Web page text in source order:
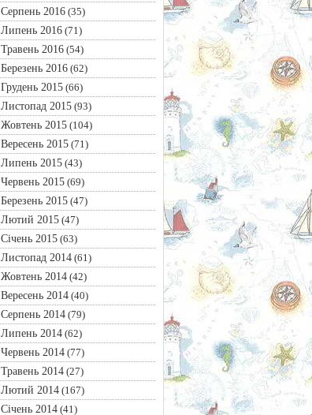
Серпень 2016(35)
Липень 2016(71)
Травень 2016(54)
Березень 2016(62)
Грудень 2015(66)
Листопад 2015(93)
Жовтень 2015(104)
Вересень 2015(71)
Липень 2015(43)
Червень 2015(69)
Березень 2015(47)
Лютий 2015(47)
Січень 2015(63)
Листопад 2014(61)
Жовтень 2014(42)
Вересень 2014(40)
Серпень 2014(79)
Липень 2014(62)
Червень 2014(77)
Травень 2014(27)
Лютий 2014(167)
Січень 2014(41)